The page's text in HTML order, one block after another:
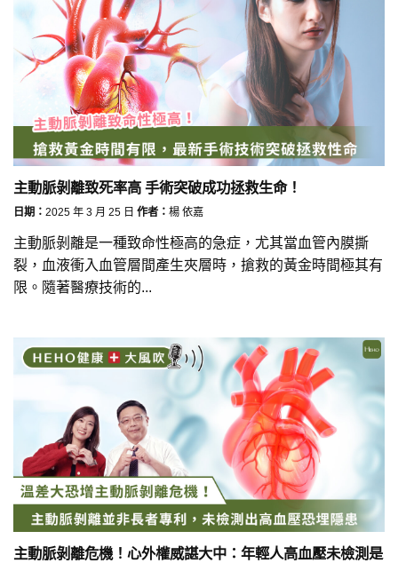
主動脈剝離致死率高 手術突破成功拯救生命！
日期： 2025 年 3 月 25 日 作者： 楊 依嘉
主動脈剝離是一種致命性極高的急症，尤其當血管內膜撕
裂，血液衝入血管層間產生夾層時，搶救的黃金時間極其有
限。隨著醫療技術的...
主動脈剝離危機！心外權威諶大中：年輕人高血壓未檢測是